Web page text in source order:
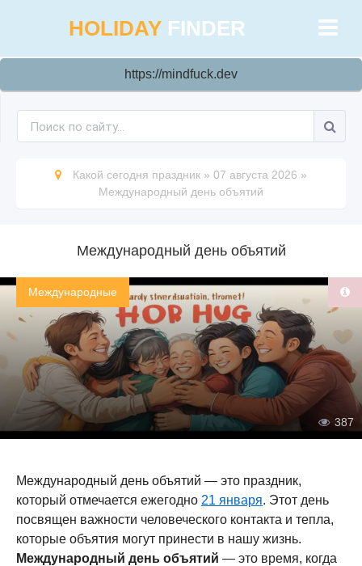
HOLIDAY FINDER
https://mindfuck.dev
Какой сегодня праздник » 07 августа 2026 »
Международный день объятий
Международный день объятий
Международные
387
Международный день объятий — это праздник,
который отмечается ежегодно 21 января. Этот день
посвящен важности человеческого контакта и тепла,
которые объятия могут принести в нашу жизнь.
Международный день объятий — это время, когда